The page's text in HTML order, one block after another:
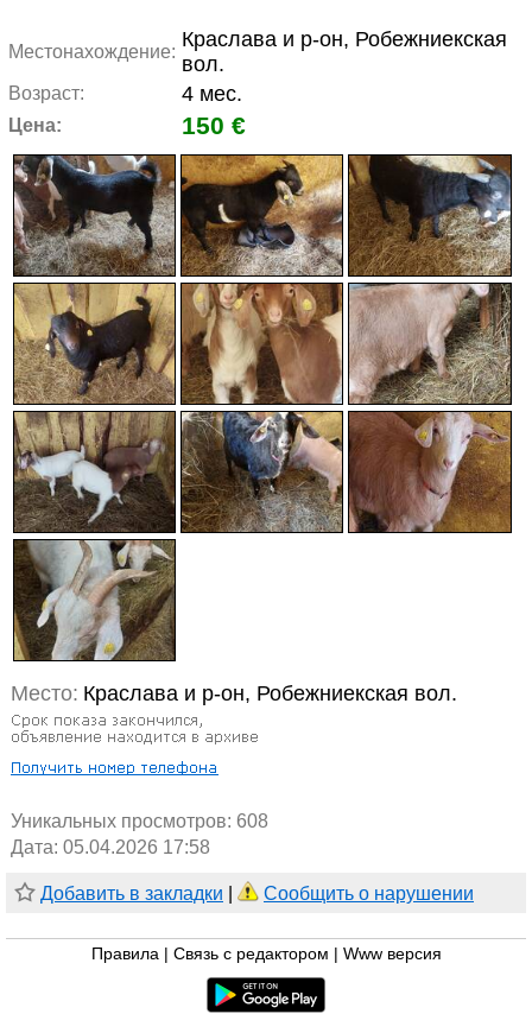
Местонахождение:
Краславa и р-он, Робежниекская
вол.
Возраст: 4 мес.
Цена: 150 €
Место: Краславa и р-он, Робежниекская вол.
Уникальных просмотров: 608
Дата: 05.04.2026 17:58
Добавить в закладки Сообщить о нарушении
Правила Связь с редактором Www версия